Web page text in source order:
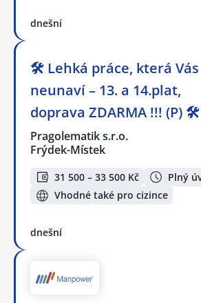
dnešní
🛠️ Lehká práce, která Vás
neunaví – 13. a 14.plat,
doprava ZDARMA !!! (P) 🛠️
Pragolematik s.r.o.
Frýdek-Místek
31 500 – 33 500 Kč
Plný
Vhodné také pro cizince
dnešní